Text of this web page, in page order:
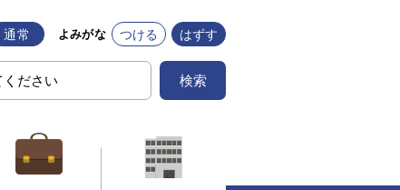
通常 よみがな つける はずす
検索